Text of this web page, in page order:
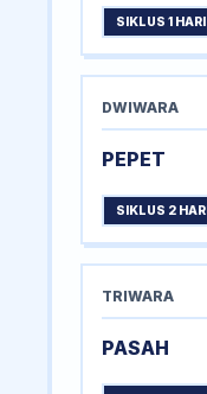
SIKLUS 1 HARI
DWIWARA
PEPET
SIKLUS 2 HARI
TRIWARA
PASAH